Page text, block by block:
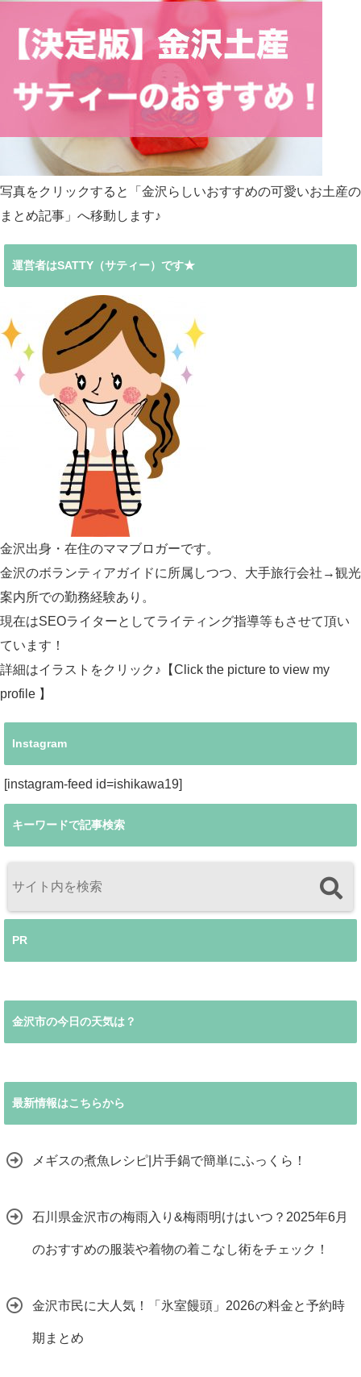
写真をクリックすると「金沢らしいおすすめの可愛いお土産の
まとめ記事」へ移動します♪
運営者はSATTY（サティー）です★
金沢出身・在住のママブロガーです。
金沢のボランティアガイドに所属しつつ、大手旅行会社→観光
案内所での勤務経験あり。
現在はSEOライターとしてライティング指導等もさせて頂い
ています！
詳細はイラストをクリック♪【Click the picture to view my
profile 】
Instagram
[instagram-feed id=ishikawa19]
キーワードで記事検索
PR
金沢市の今日の天気は？
最新情報はこちらから
メギスの煮魚レシピ|片手鍋で簡単にふっくら！
石川県金沢市の梅雨入り&梅雨明けはいつ？2025年6月
のおすすめの服装や着物の着こなし術をチェック！
金沢市民に大人気！「氷室饅頭」2026の料金と予約時
期まとめ